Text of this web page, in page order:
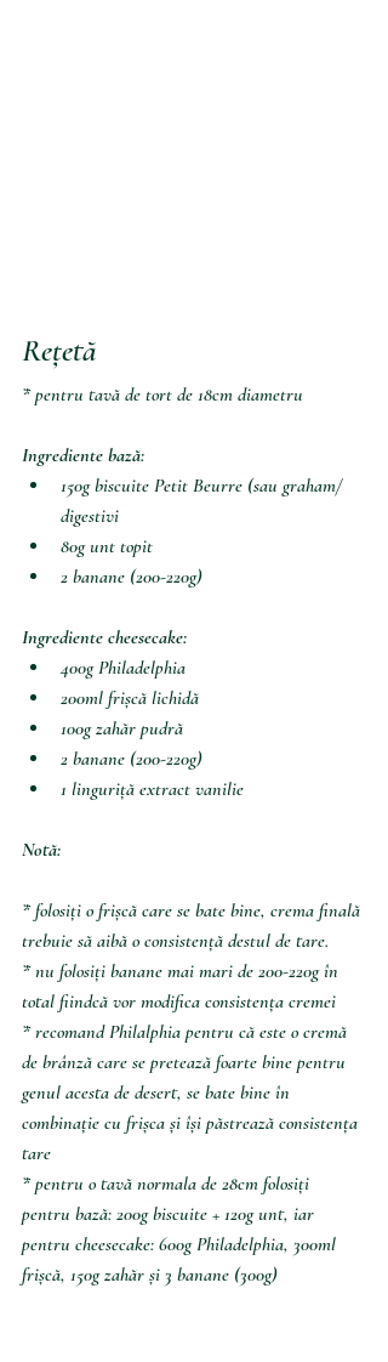
Rețetă
* pentru tavă de tort de 18cm diametru
Ingrediente bază:
150g biscuite Petit Beurre (sau graham/
digestivi
80g unt topit
2 banane (200-220g)
Ingrediente cheesecake:
400g Philadelphia
200ml frișcă lichidă
100g zahăr pudră
2 banane (200-220g)
1 linguriță extract vanilie
Notă:
* folosiți o frișcă care se bate bine, crema finală
trebuie să aibă o consistență destul de tare.
* nu folosiți banane mai mari de 200-220g în
total fiindcă vor modifica consistența cremei
* recomand Philalphia pentru că este o cremă
de brânză care se pretează foarte bine pentru
genul acesta de desert, se bate bine în
combinație cu frișca și își păstrează consistența
tare
* pentru o tavă normala de 28cm folosiți
pentru bază: 200g biscuite + 120g unt, iar
pentru cheesecake: 600g Philadelphia, 300ml
frișcă, 150g zahăr și 3 banane (300g)